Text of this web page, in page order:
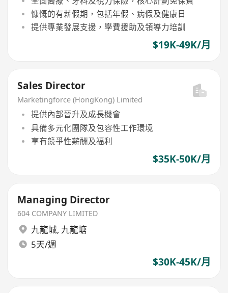
慷慨的有薪假期，包括年假、病假及健康日
提供專業發展支援，學費援助及領導力培訓
$19K-49K/月
Sales Director
Marketingforce (HongKong) Limited
提供內部晉升及成長機會
具備多元化團隊及包容性工作環境
享有競爭性薪酬及福利
$35K-50K/月
Managing Director
604 COMPANY LIMITED
九龍城, 九龍塘
5天/週
$30K-45K/月